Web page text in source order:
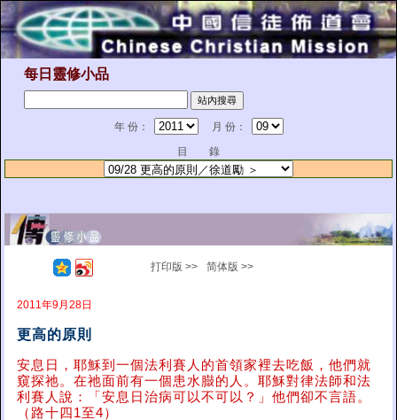
每日靈修小品
年 份：
月 份：
目 錄
打印版 >> 简体版 >>
2011年9月28日
更高的原則
安息日，耶穌到一個法利賽人的首領家裡去吃飯，他們就
窺探祂。在祂面前有一個患水臌的人。耶穌對律法師和法
利賽人說：「安息日治病可以不可以？」他們卻不言語。
（路十四1至4）